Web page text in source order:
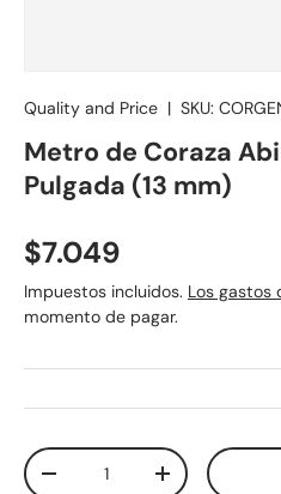
Quality and Price | SKU:
Metro de Coraza
Pulgada (13 mm)
Precio normal
$7.049
Impuestos incluidos. Los gastos
momento de pagar.
Cant.
Disminuir cantidadAumentar la